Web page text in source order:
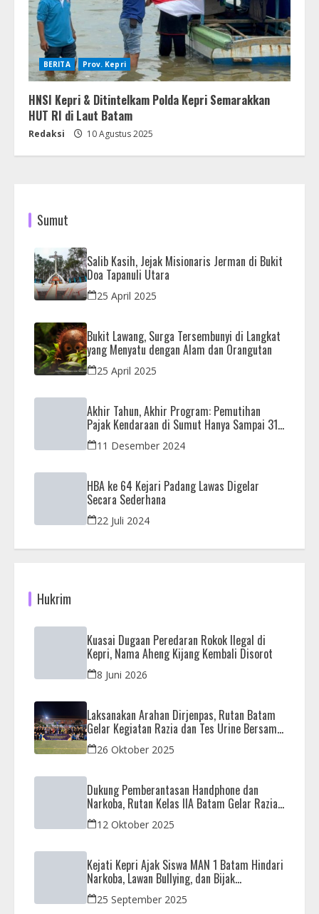
BERITA Prov. Kepri
HNSI Kepri & Ditintelkam Polda Kepri Semarakkan
HUT RI di Laut Batam
Redaksi 10 Agustus 2025
Sumut
Salib Kasih, Jejak Misionaris Jerman di Bukit
Doa Tapanuli Utara
25 April 2025
Bukit Lawang, Surga Tersembunyi di Langkat
yang Menyatu dengan Alam dan Orangutan
25 April 2025
Akhir Tahun, Akhir Program: Pemutihan
Pajak Kendaraan di Sumut Hanya Sampai 31
Desember
11 Desember 2024
HBA ke 64 Kejari Padang Lawas Digelar
Secara Sederhana
22 Juli 2024
Hukrim
Kuasai Dugaan Peredaran Rokok Ilegal di
Kepri, Nama Aheng Kijang Kembali Disorot
8 Juni 2026
Laksanakan Arahan Dirjenpas, Rutan Batam
Gelar Kegiatan Razia dan Tes Urine Bersama
APH26 Oktober 2025
Dukung Pemberantasan Handphone dan
Narkoba, Rutan Kelas IIA Batam Gelar Razia
Bersama Aparat Penegak Hukum
12 Oktober 2025
Kejati Kepri Ajak Siswa MAN 1 Batam Hindari
Narkoba, Lawan Bullying, dan Bijak
Bermedsos
25 September 2025